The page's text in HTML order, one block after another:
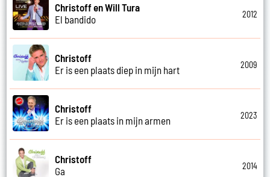
Christoff en Will Tura
El bandido
2012
Christoff
Er is een plaats diep in mijn hart
2009
Christoff
Er is een plaats in mijn armen
2023
Christoff
Ga
2014